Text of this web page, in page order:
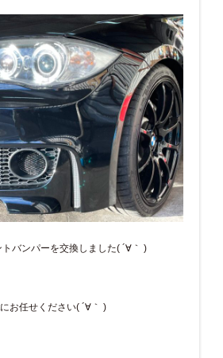
バンパーを交換しました( ´∀｀ )
お任せください( ´∀｀ )